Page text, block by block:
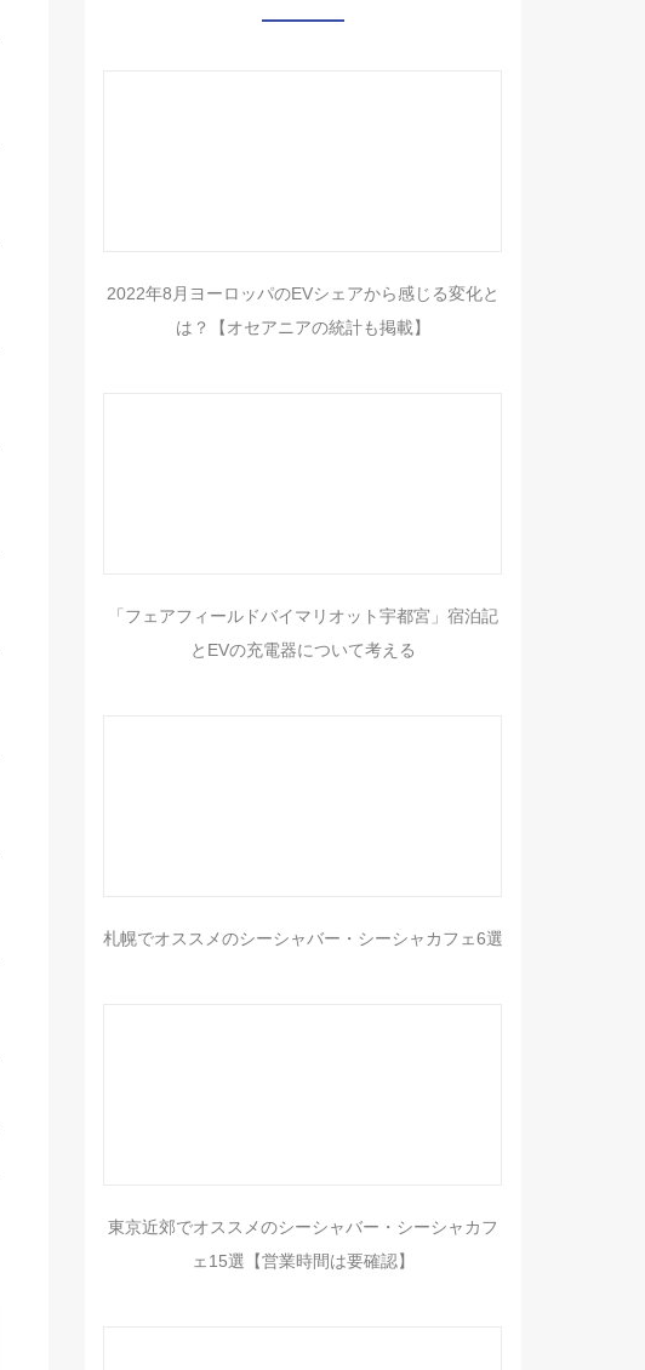
2022年8月ヨーロッパのEVシェアから感じる変化と
は？【オセアニアの統計も掲載】
「フェアフィールドバイマリオット宇都宮」宿泊記
とEVの充電器について考える
札幌でオススメのシーシャバー・シーシャカフェ6選
東京近郊でオススメのシーシャバー・シーシャカフ
ェ15選【営業時間は要確認】